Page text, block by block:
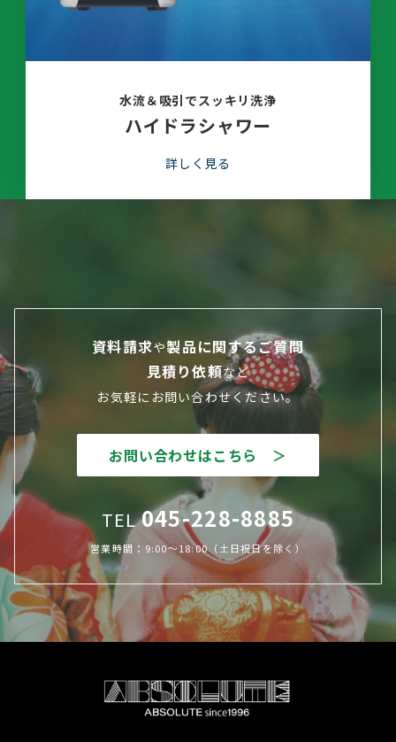
水流＆吸引でスッキリ洗浄
ハイドラシャワー
詳しく見る
資料請求や製品に関するご質問
見積り依頼など
お気軽にお問い合わせください。
お問い合わせはこちら ＞
TEL045-228-8885
営業時間：9:00～18:00（土日祝日を除く）